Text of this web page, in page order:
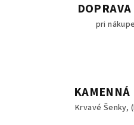
pri
Krvavé Šenky,